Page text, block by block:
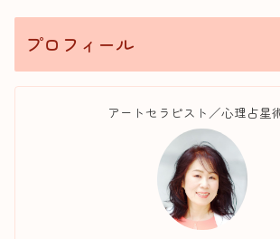
プロフィール
アートセラピスト／心理占星